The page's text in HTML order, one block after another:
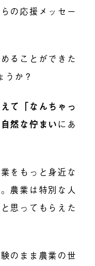
の応援メッセー
ることができた
うか？
て「なんちゃっ
然な佇まい にあ
をもっと身近な
農業は特別な人
思ってもらえた
のまま農業の世